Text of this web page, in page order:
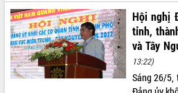
Đoàn đại biểu Quốc hội tỉnh Đắk Lắk
trao đổi thông tin trước Kỳ họp thứ
nhất, Quốc hội khóa XVI
Quyết liệt cải cách hành chính, khơi
thông nguồn lực phát triển
Hội nghị
tỉnh,
và Tây
13:22)
Sáng 26/5,